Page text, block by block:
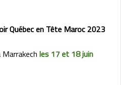
Québec en Tête Maroc 2023
les 17 et 18 juin